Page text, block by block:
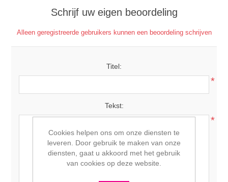
Schrijf uw eigen beoordeling
Alleen geregistreerde gebruikers kunnen een beoordeling schrijven
Titel:
*
Tekst:
*
Cookies helpen ons om onze diensten te
leveren. Door gebruik te maken van onze
diensten, gaat u akkoord met het gebruik
van cookies op deze website.